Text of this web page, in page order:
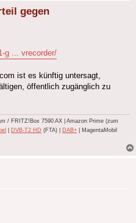
gegen
g ... vrecorder/
ist es künftig untersagt,
öffentlich zugänglich zu
/ FRITZ!Box 7590 AX | Amazon Prime (zum
DVB-T2 HD (FTA) | DAB+ | MagentaMobil